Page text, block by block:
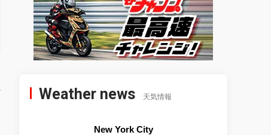
Weather news 天気情報
New York City